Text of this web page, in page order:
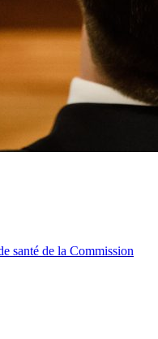
santé de la Commission